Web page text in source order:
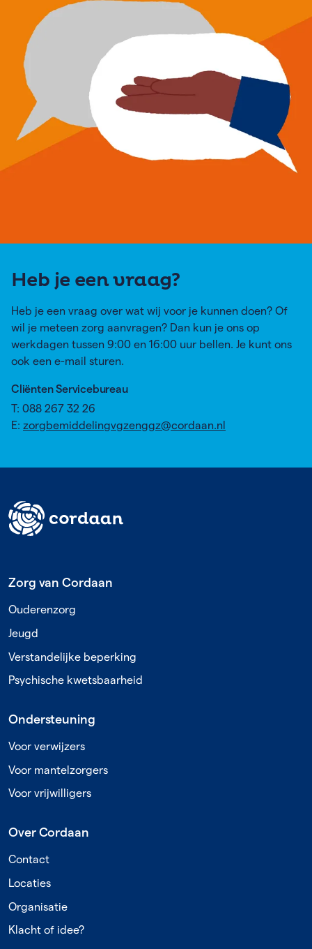
Heb je een vraag?
Heb je een vraag over wat wij voor je kunnen doen? Of
wil je meteen zorg aanvragen? Dan kun je ons op
werkdagen tussen 9:00 en 16:00 uur bellen. Je kunt ons
ook een e-mail sturen.
Cliënten Servicebureau
T: 088 267 32 26
E: zorgbemiddelingvgzenggz@cordaan.nl
Footer
Zorg van Cordaan
Ouderenzorg
Jeugd
Verstandelijke beperking
Psychische kwetsbaarheid
Ondersteuning
Voor verwijzers
Voor mantelzorgers
Voor vrijwilligers
Over Cordaan
Contact
Locaties
Organisatie
Klacht of idee?